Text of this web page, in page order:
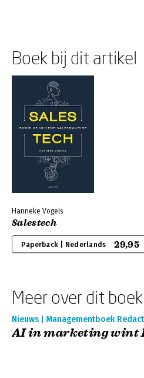
Boek bij dit artikel
Hanneke Vogels
Salestech
Paperback | Nederlands 29,95
Meer over dit boek
Nieuws | Managementboek
AI in marketing wint